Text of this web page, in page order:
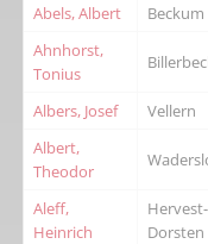
Abels, Albert
Beckum
Ahnhorst,
Tonius
Albers, Josef Vellern
Albert,
Theodor
Aleff,
Heinrich
Hervest-
Dorsten